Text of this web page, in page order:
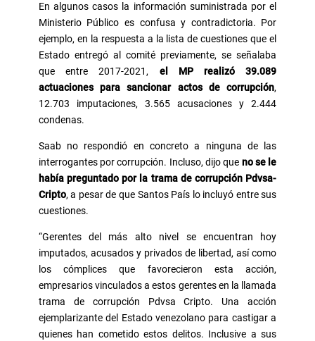
En algunos casos la información suministrada por el
Ministerio Público es confusa y contradictoria. Por
ejemplo, en la respuesta a la lista de cuestiones que el
Estado entregó al comité previamente, se señalaba
que entre 2017-2021, el MP realizó 39.089
actuaciones para sancionar actos de corrupción,
12.703 imputaciones, 3.565 acusaciones y 2.444
condenas.
Saab no respondió en concreto a ninguna de las
interrogantes por corrupción. Incluso, dijo que no se le
había preguntado por la trama de corrupción Pdvsa-
Cripto, a pesar de que Santos País lo incluyó entre sus
cuestiones.
“Gerentes del más alto nivel se encuentran hoy
imputados, acusados y privados de libertad, así como
los cómplices que favorecieron esta acción,
empresarios vinculados a estos gerentes en la llamada
trama de corrupción Pdvsa Cripto. Una acción
ejemplarizante del Estado venezolano para castigar a
quienes han cometido estos delitos. Inclusive a sus